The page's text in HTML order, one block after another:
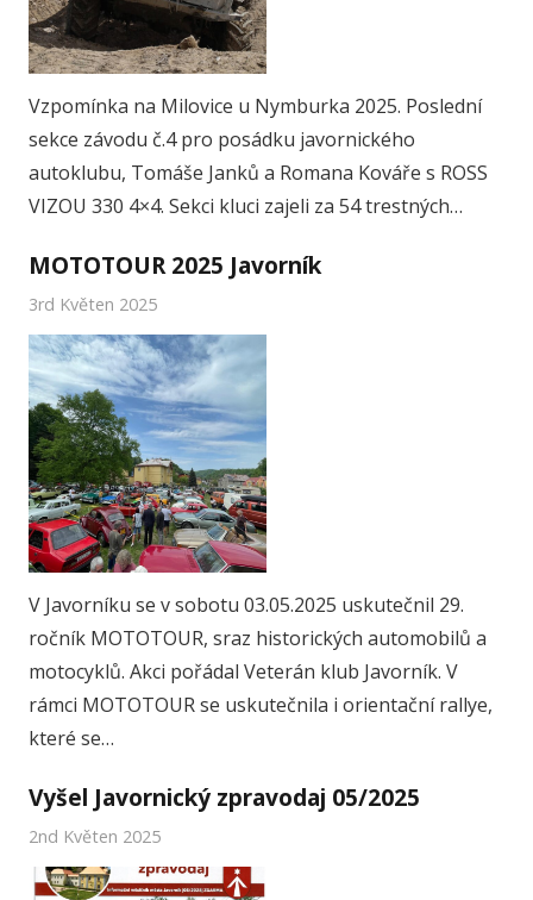
Vzpomínka na Milovice u Nymburka 2025. Poslední
sekce závodu č.4 pro posádku javornického
autoklubu, Tomáše Janků a Romana Kováře s ROSS
VIZOU 330 4×4. Sekci kluci zajeli za 54 trestných…
MOTOTOUR 2025 Javorník
3rd Květen 2025
V Javorníku se v sobotu 03.05.2025 uskutečnil 29.
ročník MOTOTOUR, sraz historických automobilů a
motocyklů. Akci pořádal Veterán klub Javorník. V
rámci MOTOTOUR se uskutečnila i orientační rallye,
které se…
Vyšel Javornický zpravodaj 05/2025
2nd Květen 2025